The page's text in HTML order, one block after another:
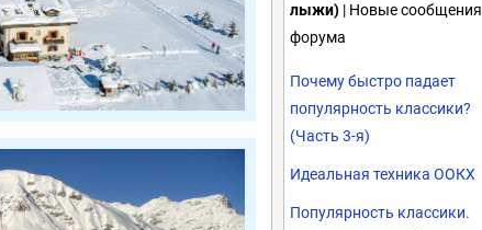
лыжи) | Новые сообщения
форума
Почему быстро падает
популярность классики?
(Часть 3-я)
Идеальная техника ООКХ
Популярность классики.